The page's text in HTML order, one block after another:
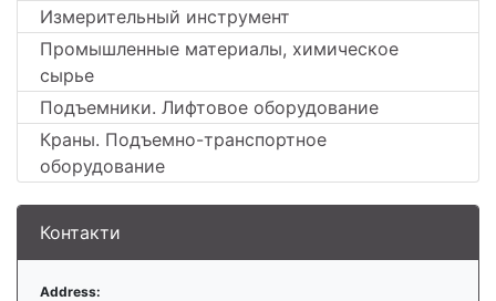
Измерительный инструмент
Промышленные материалы, химическое
сырье
Подъемники. Лифтовое оборудование
Краны. Подъемно-транспортное
оборудование
Контакти
Address: